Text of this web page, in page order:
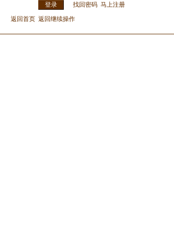
找回密码 马上注册
返回首页 返回继续操作